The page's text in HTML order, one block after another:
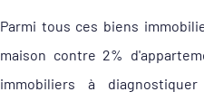
Parmi tous ces biens
maison contre 2%
immobiliers à diagnostiquer